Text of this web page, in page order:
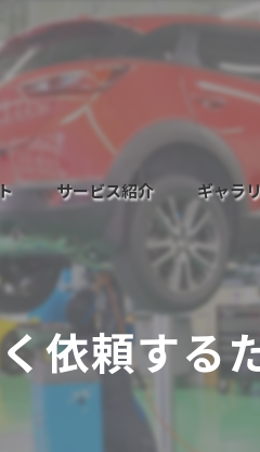
サービス紹介
車検サービス
メンテナンスについて
鈑金塗装・キズヘコミ修理
新車・中古車販売
ギャラ
依頼する